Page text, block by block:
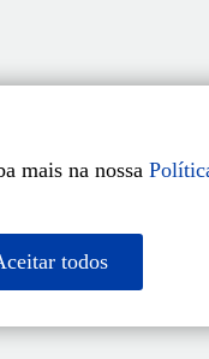
mais na nossa
todos